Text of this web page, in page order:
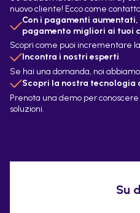
nuovo cliente! Ecco come
Con i pagamenti
pagamento migliori ai tuoi
Scopri come puoi incrementare
Incontra i nostri esperti
Se hai una domanda, noi
Scopri la nostra tecnologia
Prenota una demo per
soluzioni.
Su